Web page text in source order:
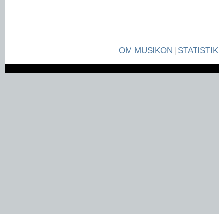
OM MUSIKON | STATISTIK